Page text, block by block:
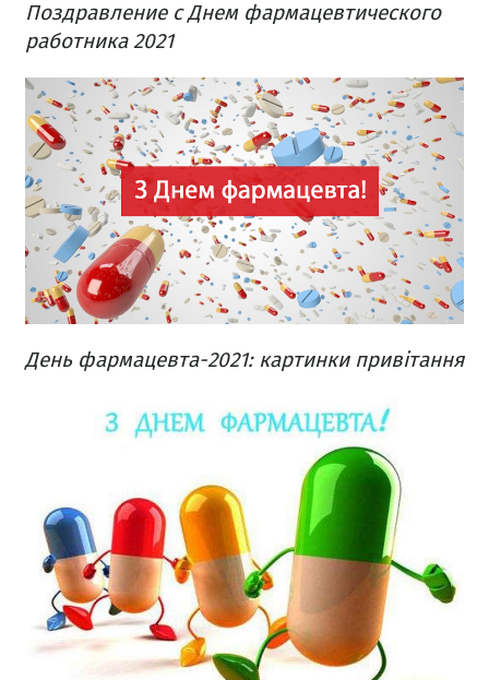
Поздравление с Днем фармацевтического
работника 2021
День фармацевта-2021: картинки привітання